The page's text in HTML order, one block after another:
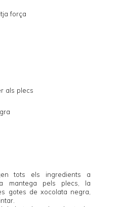
força
als plecs
tots els ingredients a
mantega pels plecs, la
gotes de xocolata negra,